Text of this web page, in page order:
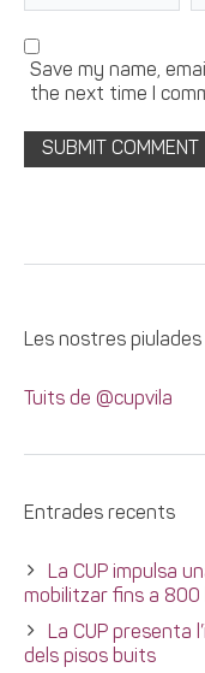
Save my name,
the next time I
Les nostres piulades
Tuits de @cupvila
Entrades recents
La CUP impulsa
mobilitzar fins a
La CUP presenta
dels pisos buits